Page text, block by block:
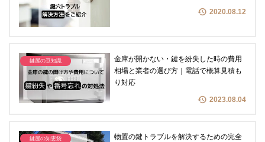
2020.08.12
鍵屋の豆知識
金庫が開かない・鍵を紛失した時の費用
相場と業者の選び方｜電話で概算見積も
り対応
2023.08.04
鍵屋の知恵袋
物置の鍵トラブルを解決するための完全